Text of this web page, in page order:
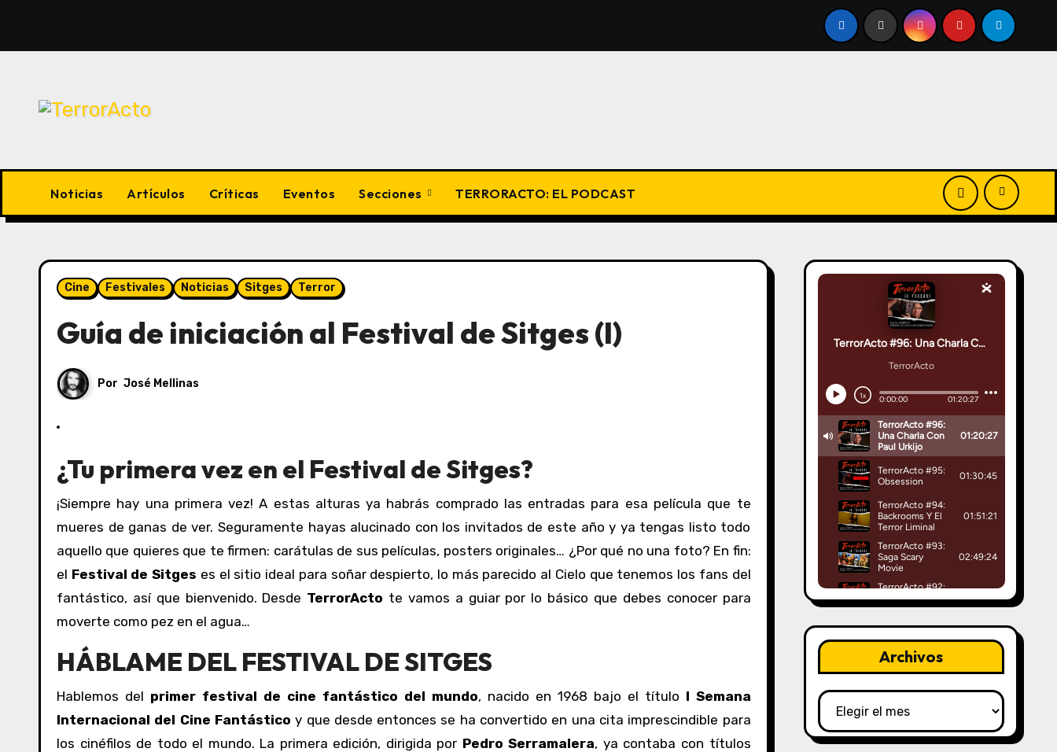
contenido
Noticias Artículos Críticas Eventos Secciones TERRORACTO: EL PODCAST
Cine Festivales Noticias Sitges Terror
Guía de iniciación al Festival de Sitges (I)
Por José Mellinas
¿Tu primera vez en el Festival de Sitges?
¡Siempre hay una primera vez! A estas alturas ya habrás comprado las entradas para esa película que te
mueres de ganas de ver. Seguramente hayas alucinado con los invitados de este año y ya tengas listo todo
aquello que quieres que te firmen: carátulas de sus películas, posters originales… ¿Por qué no una foto? En fin:
el Festival de Sitges es el sitio ideal para soñar despierto, lo más parecido al Cielo que tenemos los fans del
fantástico, así que bienvenido. Desde TerrorActo te vamos a guiar por lo básico que debes conocer para
moverte como pez en el agua…
HÁBLAME DEL FESTIVAL DE SITGES
Hablemos del primer festival de cine fantástico del mundo, nacido en 1968 bajo el título I Semana
Internacional del Cine Fantásticoy que desde entonces se ha convertido en una cita imprescindible para
los cinéfilos de todo el mundo. La primera edición, dirigida por Pedro Serramalera, ya contaba con títulos
Archivos
Archivos